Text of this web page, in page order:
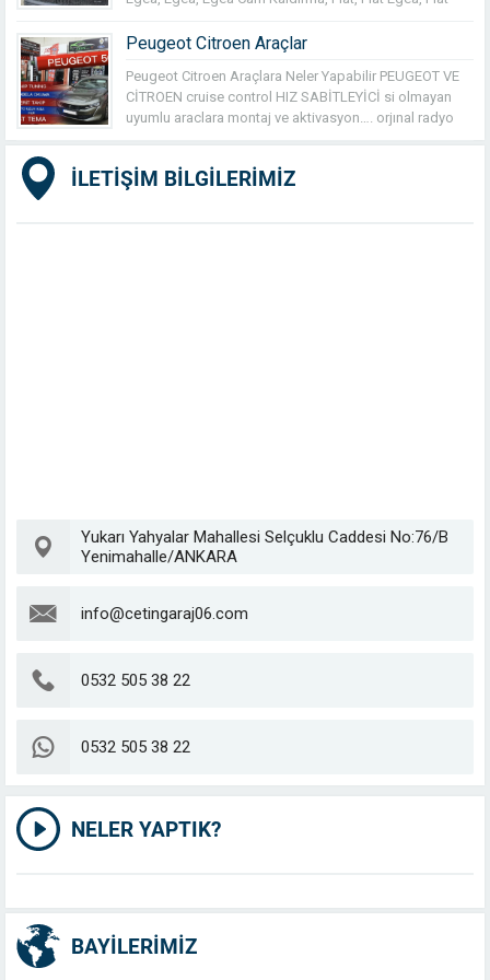
Hız Sabıtleme Fıat Cruıse Control, Kamera Egea
Peugeot Citroen Araçlar
Peugeot Citroen Araçlara Neler Yapabilir PEUGEOT VE
CİTROEN cruise control HIZ SABİTLEYİCİ si olmayan
uyumlu araclara montaj ve aktivasyon…. orjınal radyo
ORJİNAL kamera montajı işlemleri yapılmaktadır….
İLETİŞİM BİLGİLERİMİZ
Yukarı Yahyalar Mahallesi Selçuklu Caddesi No:76/B
Yenimahalle/ANKARA
info@cetingaraj06.com
0532 505 38 22
0532 505 38 22
NELER YAPTIK?
BAYILERIMIZ